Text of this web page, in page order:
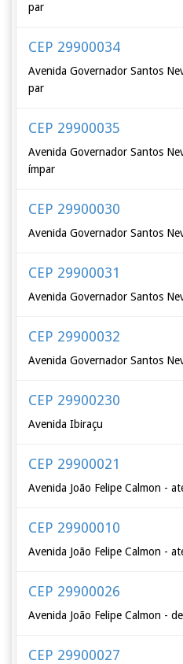
par
CEP 29900034
Avenida Governador Santos
par
CEP 29900035
Avenida Governador Santos
ímpar
CEP 29900030
Avenida Governador Santos
CEP 29900031
Avenida Governador Santos
CEP 29900032
Avenida Governador Santos
CEP 29900230
Avenida Ibiraçu
CEP 29900021
Avenida João Felipe Calmon -
CEP 29900010
Avenida João Felipe Calmon -
CEP 29900026
Avenida João Felipe Calmon -
CEP 29900027